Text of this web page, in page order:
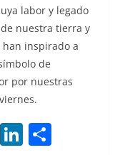
labor y legado
nuestra tierra y
han inspirado a
de
por nuestras
E Li